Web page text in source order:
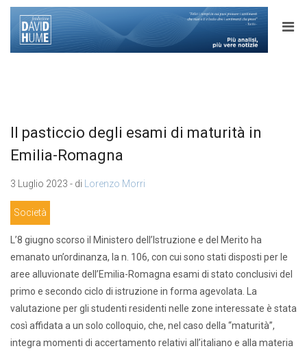
Il pasticcio degli esami di maturità in
Emilia-Romagna
3 Luglio 2023 - di Lorenzo Morri
Società
L’8 giugno scorso il Ministero dell’Istruzione e del Merito ha
emanato un’ordinanza, la n. 106, con cui sono stati disposti per le
aree alluvionate dell’Emilia-Romagna esami di stato conclusivi del
primo e secondo ciclo di istruzione in forma agevolata. La
valutazione per gli studenti residenti nelle zone interessate è stata
così affidata a un solo colloquio, che, nel caso della “maturità”,
integra momenti di accertamento relativi all’italiano e alla materia